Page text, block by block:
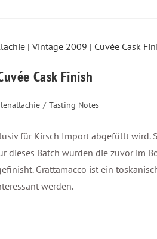
Cask Finish
/ Tasting Notes
für Kirsch Import abgefüllt
dieses Batch wurden die zuvor im
Grattamacco ist ein
werden.